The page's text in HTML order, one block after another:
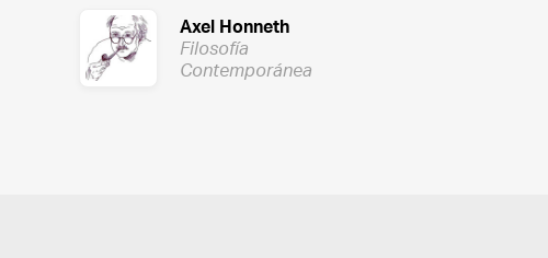
Axel Honneth
Filosofía
Contemporánea